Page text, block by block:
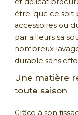
être, que ce soit
accessoires ou
par ailleurs sa
nombreux
durable sans
Une matière
toute saison
Grâce à son